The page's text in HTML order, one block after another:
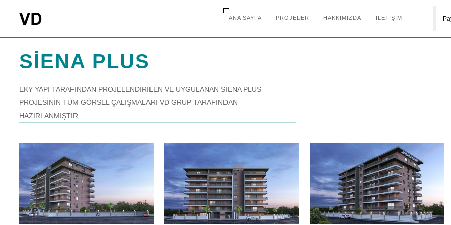
ANA SAYFA PROJELER HAKKIMIZDA İLETİŞİM
SİENA PLUS
EKY YAPI TARAFINDAN PROJELENDİRİLEN VE UYGULANAN SİENA PLUS
PROJESİNİN TÜM GÖRSEL ÇALIŞMALARI VD GRUP TARAFINDAN
HAZIRLANMIŞTIR